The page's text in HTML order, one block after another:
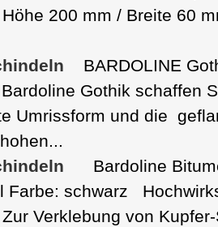
200 mm / Breite 60
BARDOLINE
Gothik schaffen
Umrissform und die
Bardoline
Farbe: schwarz
Verklebung von